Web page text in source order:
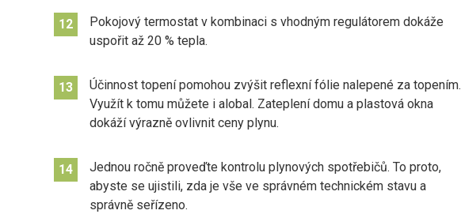
12
Pokojový termostat v kombinaci s vhodným regulátorem dokáže
uspořit až 20 % tepla.
13
Účinnost topení pomohou zvýšit reflexní fólie nalepené za topením.
Využít k tomu můžete i alobal. Zateplení domu a plastová okna
dokáží výrazně ovlivnit ceny plynu.
14
Jednou ročně proveďte kontrolu plynových spotřebičů. To proto,
abyste se ujistili, zda je vše ve správném technickém stavu a
správně seřízeno.